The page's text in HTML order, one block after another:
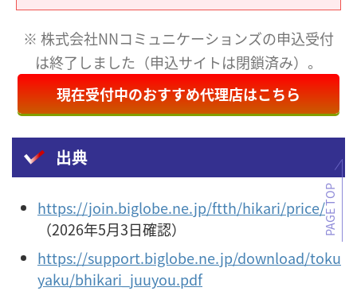
※ 株式会社NNコミュニケーションズの申込受付
は終了しました（申込サイトは閉鎖済み）。
現在受付中のおすすめ代理店はこちら
出典
https://join.biglobe.ne.jp/ftth/hikari/price/
（2026年5月3日確認）
https://support.biglobe.ne.jp/download/toku
yaku/bhikari_juuyou.pdf
PAGE TOP